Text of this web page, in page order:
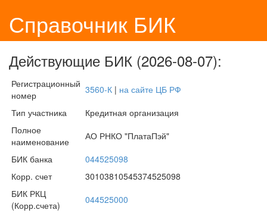
Справочник БИК
Действующие БИК (2026-08-07):
Регистрационный
номер
3560-К | на сайте ЦБ РФ
Тип участника
Кредитная организация
Полное
наименование
АО РНКО "ПлатаПэй"
БИК банка
044525098
Корр. счет
30103810545374525098
БИК РКЦ
(Корр.счета)
044525000